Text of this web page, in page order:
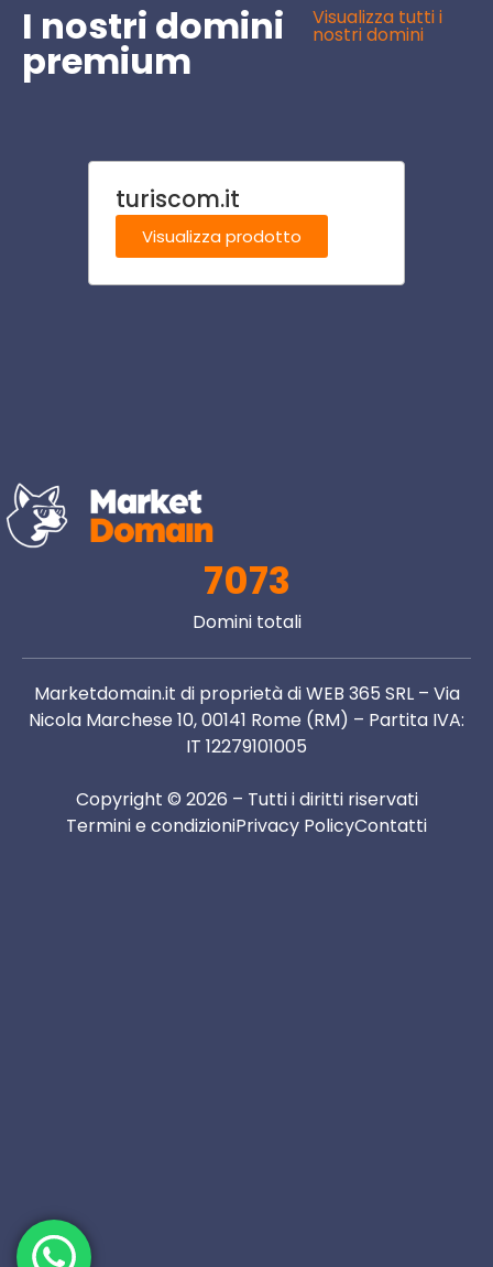
I nostri domini
premium
Visualizza tutti i
nostri domini
turiscom.it
Visualizza prodotto
7073
Domini totali
Marketdomain.it di proprietà di WEB 365 SRL – Via
Nicola Marchese 10, 00141 Rome (RM) – Partita IVA:
IT 12279101005
Copyright © 2026 – Tutti i diritti riservati
Termini e condizioniPrivacy PolicyContatti